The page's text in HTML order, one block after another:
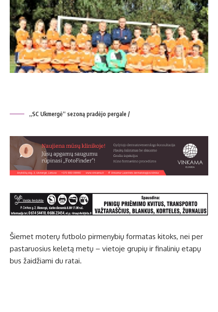
„SC Ukmergė“ sezoną pradėjo pergale /
Šiemet moterų futbolo pirmenybių formatas kitoks, nei per
pastaruosius keletą metų – vietoje grupių ir finalinių etapų
bus žaidžiami du ratai.